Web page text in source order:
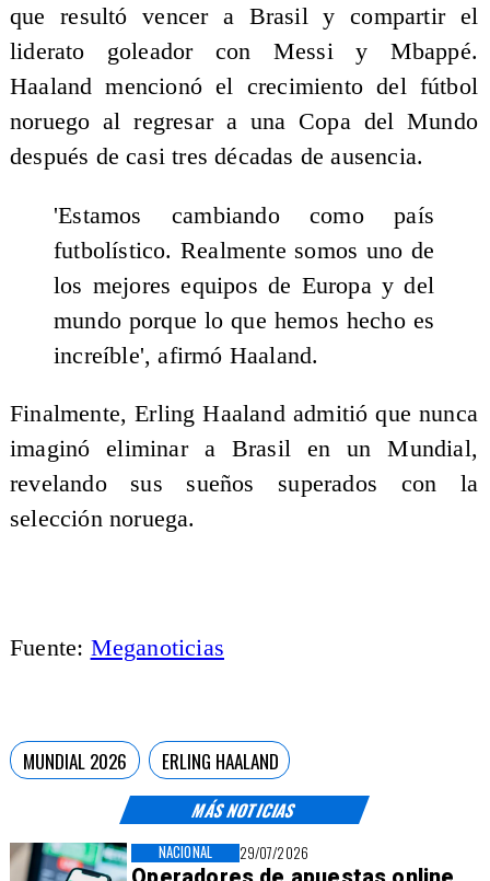
MÁS NOTICIAS
29/07/2026
NACIONAL
que resultó vencer a Brasil y compartir el
liderato goleador con Messi y Mbappé.
Haaland mencionó el crecimiento del fútbol
noruego al regresar a una Copa del Mundo
después de casi tres décadas de ausencia.
'Estamos cambiando como país
futbolístico. Realmente somos uno de
los mejores equipos de Europa y del
mundo porque lo que hemos hecho es
increíble', afirmó Haaland.
Finalmente, Erling Haaland admitió que nunca
imaginó eliminar a Brasil en un Mundial,
revelando sus sueños superados con la
selección noruega.
Fuente: Meganoticias
MUNDIAL 2026 ERLING HAALAND